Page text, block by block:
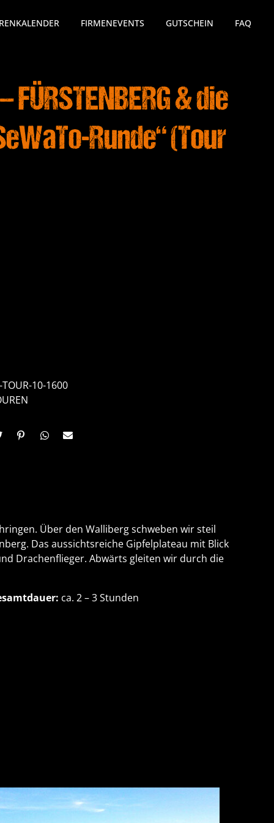
FIRMENEVENTS GUTSCHEIN FAQ
FÜRSTENBERG & die
Runde“ (Tour
10-1600
Über den Walliberg schweben wir steil
Das aussichtsreiche Gipfelplateau mit Blick
Drachenflieger. Abwärts gleiten wir durch die
ca. 2 – 3 Stunden